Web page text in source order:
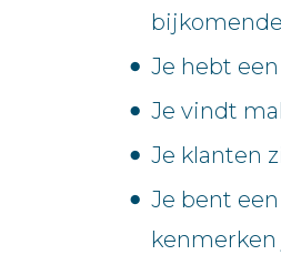
Je hebt een
Je vindt
Je klanten
Je bent